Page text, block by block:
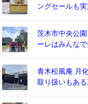
ングセールも
茨木市中央公
ーレはみんなで
青木松風庵 月
取り扱いもあ